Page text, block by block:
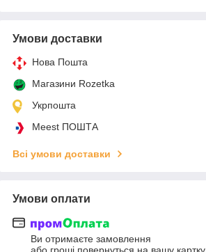
Умови доставки
Нова Пошта
Магазини Rozetka
Укрпошта
Meest ПОШТА
Всі умови доставки
Умови оплати
Ви отримаєте замовлення